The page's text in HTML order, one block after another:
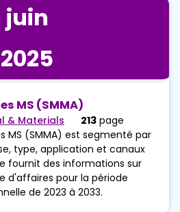
juin
2025
MS (SMMA)
& Materials 213 page
MS (SMMA) est segmenté par
type, application et canaux
fournit des informations sur
d'affaires pour la période
de 2023 à 2033.